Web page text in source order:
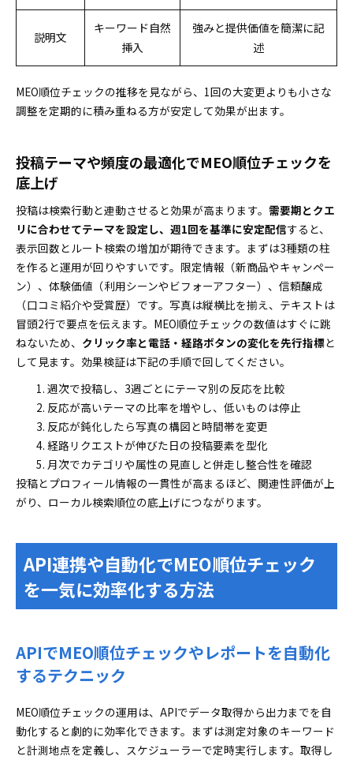
説明文
キーワード自然
挿入
強みと提供価値を簡潔に記
述
MEO順位チェックの推移を見ながら、1回の大変更よりも小さな
調整を定期的に積み重ねる方が安定して効果が出ます。
投稿テーマや頻度の最適化でMEO順位チェックを
底上げ
投稿は検索行動と連動させると効果が高まります。 需要期とクエ
リに合わせてテーマを設定し、週1回を基準に安定配信すると、
表示回数とルート検索の増加が期待できます。まずは3種類の柱
を作ると運用が回りやすいです。限定情報（新商品やキャンペー
ン）、体験価値（利用シーンやビフォーアフター）、信頼醸成
（口コミ紹介や受賞歴）です。写真は縦横比を揃え、テキストは
冒頭2行で要点を伝えます。MEO順位チェックの数値はすぐに跳
ねないため、 クリック率と電話・経路ボタンの変化を先行指標と
して見ます。効果検証は下記の手順で回してください。
週次で投稿し、3週ごとにテーマ別の反応を比較
反応が高いテーマの比率を増やし、低いものは停止
反応が鈍化したら写真の構図と時間帯を変更
経路リクエストが伸びた日の投稿要素を型化
月次でカテゴリや属性の見直しと併走し整合性を確認
投稿とプロフィール情報の一貫性が高まるほど、関連性評価が上
がり、ローカル検索順位の底上げにつながります。
API連携や自動化でMEO順位チェック
を一気に効率化する方法
APIでMEO順位チェックやレポートを自動化
するテクニック
MEO順位チェックの運用は、APIでデータ取得から出力までを自
動化すると劇的に効率化できます。まずは測定対象のキーワード
と計測地点を定義し、スケジューラーで定時実行します。取得し